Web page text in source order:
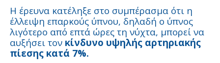
Η έρευνα κατέληξε στο συμπέρασμα ότι η
έλλειψη επαρκούς ύπνου, δηλαδή ο ύπνος
λιγότερο από επτά ώρες τη νύχτα, μπορεί να
αυξήσει τον κίνδυνο υψηλής αρτηριακής
πίεσης κατά 7%.